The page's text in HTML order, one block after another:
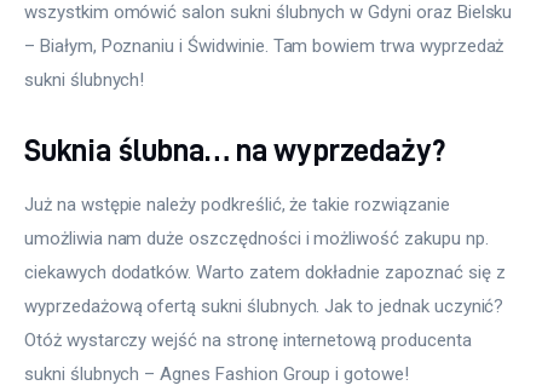
wszystkim omówić salon sukni ślubnych w Gdyni oraz Bielsku
– Białym, Poznaniu i Świdwinie. Tam bowiem trwa wyprzedaż
sukni ślubnych!
Suknia ślubna… na wyprzedaży?
Już na wstępie należy podkreślić, że takie rozwiązanie
umożliwia nam duże oszczędności i możliwość zakupu np.
ciekawych dodatków. Warto zatem dokładnie zapoznać się z
wyprzedażową ofertą sukni ślubnych. Jak to jednak uczynić?
Otóż wystarczy wejść na stronę internetową producenta
sukni ślubnych – Agnes Fashion Group i gotowe!